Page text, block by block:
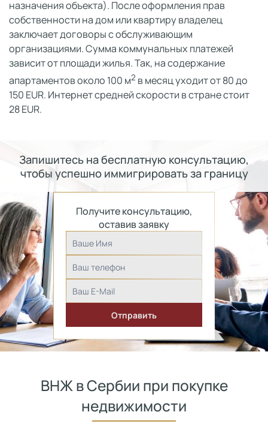
назначения объекта). После оформления прав
собственности на дом или квартиру владелец
заключает договоры с обслуживающим
организациями. Сумма коммунальных платежей
зависит от площади жилья. Так, на содержание
апартаментов около 100 м2 в месяц уходит от 80 до
150 EUR. Интернет средней скорости в стране стоит
28 EUR.
Запишитесь на бесплатную консультацию,
чтобы успешно иммигрировать за границу
Получите консультацию,
оставив заявку
ВНЖ в Сербии при покупке
недвижимости